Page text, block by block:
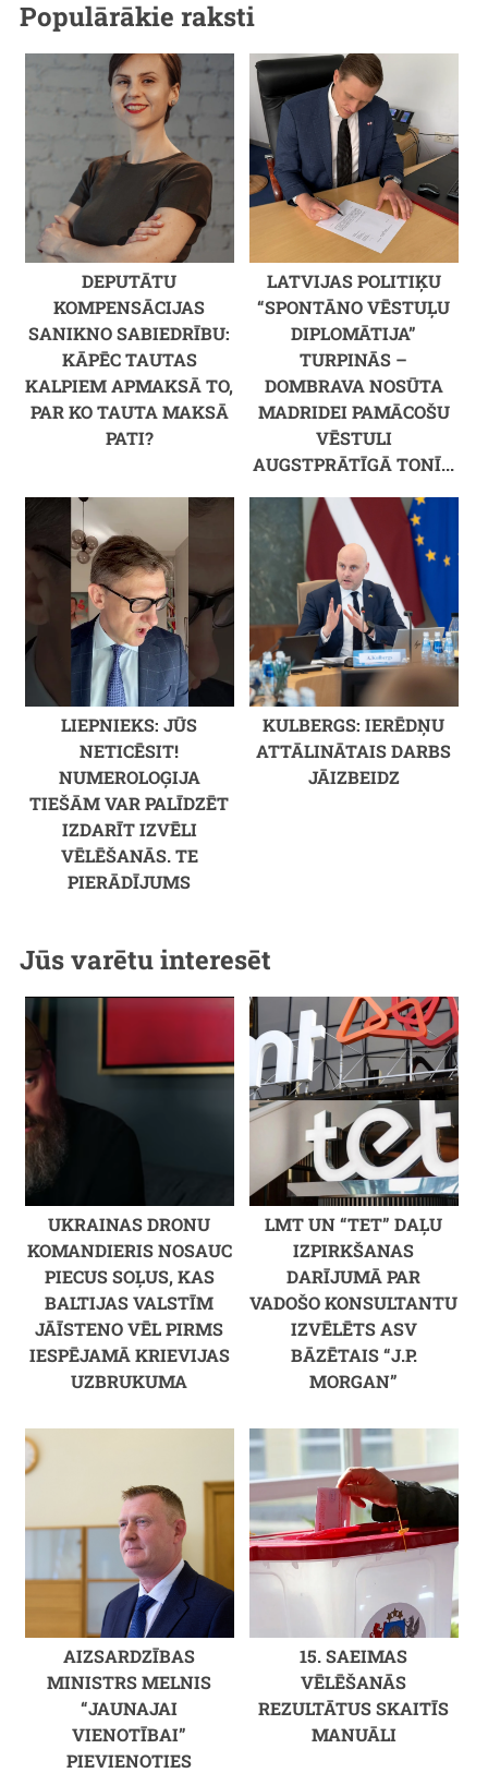
Populārākie raksti
DEPUTĀTU
KOMPENSĀCIJAS
SANIKNO SABIEDRĪBU:
KĀPĒC TAUTAS
KALPIEM APMAKSĀ TO,
PAR KO TAUTA MAKSĀ
PATI?
LATVIJAS POLITIĶU
“SPONTĀNO VĒSTUĻU
DIPLOMĀTIJA”
TURPINĀS –
DOMBRAVA NOSŪTA
MADRIDEI PAMĀCOŠU
VĒSTULI
AUGSTPRĀTĪGĀ TONĪ...
LIEPNIEKS: JŪS
NETICĒSIT!
NUMEROLOĢIJA
TIEŠĀM VAR PALĪDZĒT
IZDARĪT IZVĒLI
VĒLĒŠANĀS. TE
PIERĀDĪJUMS
KULBERGS: IERĒDŅU
ATTĀLINĀTAIS DARBS
JĀIZBEIDZ
Jūs varētu interesēt
UKRAINAS DRONU
KOMANDIERIS NOSAUC
PIECUS SOĻUS, KAS
BALTIJAS VALSTĪM
JĀĪSTENO VĒL PIRMS
IESPĒJAMĀ KRIEVIJAS
UZBRUKUMA
LMT UN “TET” DAĻU
IZPIRKŠANAS
DARĪJUMĀ PAR
VADOŠO KONSULTANTU
IZVĒLĒTS ASV
BĀZĒTAIS “J.P.
MORGAN”
AIZSARDZĪBAS
MINISTRS MELNIS
“JAUNAJAI
VIENOTĪBAI”
PIEVIENOTIES
15. SAEIMAS
VĒLĒŠANĀS
REZULTĀTUS SKAITĪS
MANUĀLI